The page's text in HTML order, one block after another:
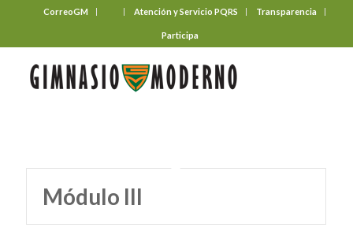
CorreoGM Atención y Servicio PQRS Transparencia
Participa
Módulo III